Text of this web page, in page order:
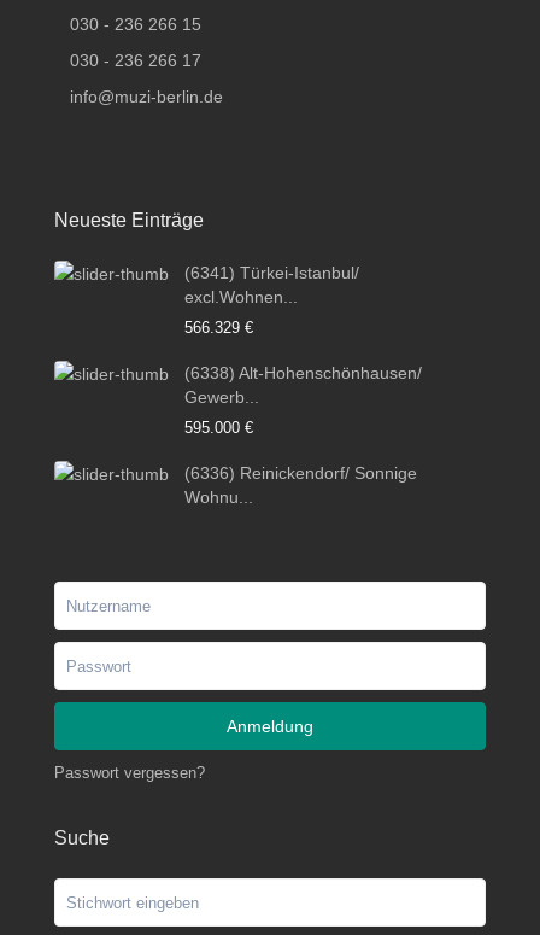
030 - 236 266 15
030 - 236 266 17
info@muzi-berlin.de
Neueste Einträge
(6341) Türkei-Istanbul/
excl.Wohnen...
566.329 €
(6338) Alt-Hohenschönhausen/
Gewerb...
595.000 €
(6336) Reinickendorf/ Sonnige
Wohnu...
Anmeldung
Passwort vergessen?
Suche